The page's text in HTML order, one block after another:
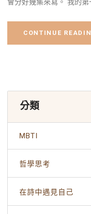
會分好幾集來寫。 我的
CONTINUE
分類
MBTI
哲學思考
在詩中遇見自己